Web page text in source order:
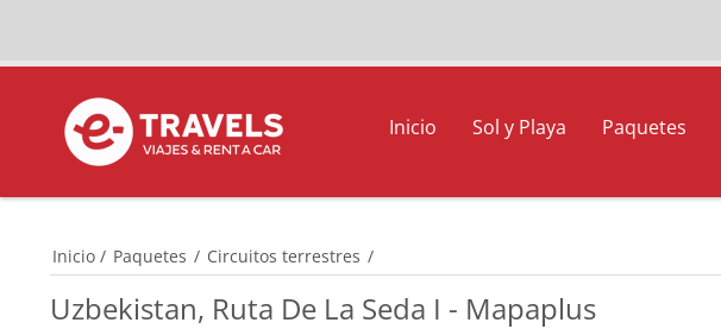
Inicio Sol y Playa Paquetes
Inicio / Paquetes / Circuitos terrestres /
Uzbekistan, Ruta De La Seda I - Mapaplus